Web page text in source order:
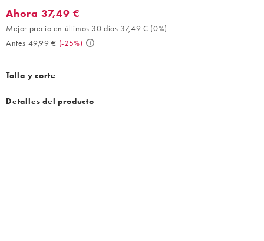
Ahora 37,49 €. Mejor precio en últimos 30 días 37,49 € (0%).
Ahora 37,49 €
Mejor precio en últimos 30 días 37,49 € (0%)
Antes 49,99 € (-25%)
Talla y corte
Detalles del producto